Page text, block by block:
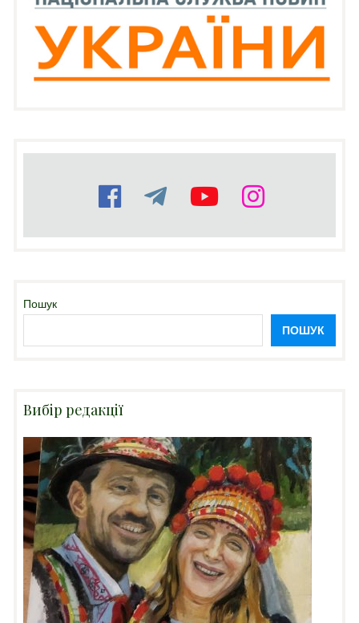
Пошук
ПОШУК
Вибір редакції